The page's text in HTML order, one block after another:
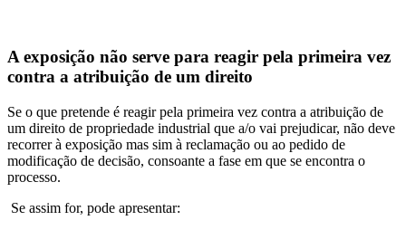
A exposição não serve para reagir pela primeira vez
contra a atribuição de um direito
Se o que pretende é reagir pela primeira vez contra a atribuição de
um direito de propriedade industrial que a/o vai prejudicar, não deve
recorrer à exposição mas sim à reclamação ou ao pedido de
modificação de decisão, consoante a fase em que se encontra o
processo.
Se assim for, pode apresentar: